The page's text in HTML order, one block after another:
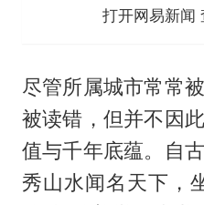
打开网易新闻
尽管所属城市常常
被读错，但并不因
值与千年底蕴。自
秀山水闻名天下，